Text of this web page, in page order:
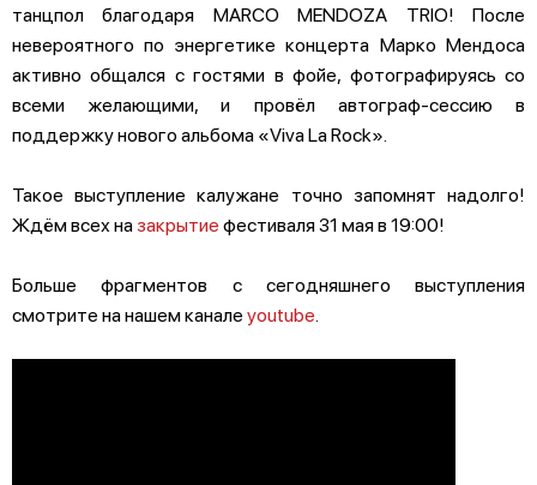
танцпол благодаря MARCO MENDOZA TRIO! После
невероятного по энергетике концерта Марко Мендоса
активно общался с гостями в фойе, фотографируясь со
всеми желающими, и провёл автограф-сессию в
поддержку нового альбома «Viva La Rock».
Такое выступление калужане точно запомнят надолго!
Ждём всех назакрытиефестиваля 31 мая в 19:00!
Больше фрагментов с сегодняшнего выступления
смотрите на нашем каналеyoutube